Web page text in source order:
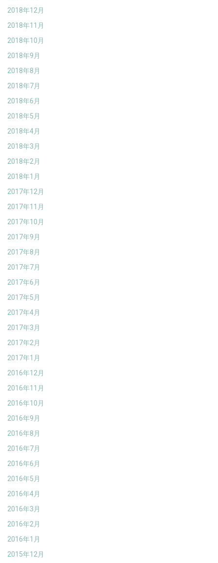
2018年12月
2018年11月
2018年10月
2018年9月
2018年8月
2018年7月
2018年6月
2018年5月
2018年4月
2018年3月
2018年2月
2018年1月
2017年12月
2017年11月
2017年10月
2017年9月
2017年8月
2017年7月
2017年6月
2017年5月
2017年4月
2017年3月
2017年2月
2017年1月
2016年12月
2016年11月
2016年10月
2016年9月
2016年8月
2016年7月
2016年6月
2016年5月
2016年4月
2016年3月
2016年2月
2016年1月
2015年12月